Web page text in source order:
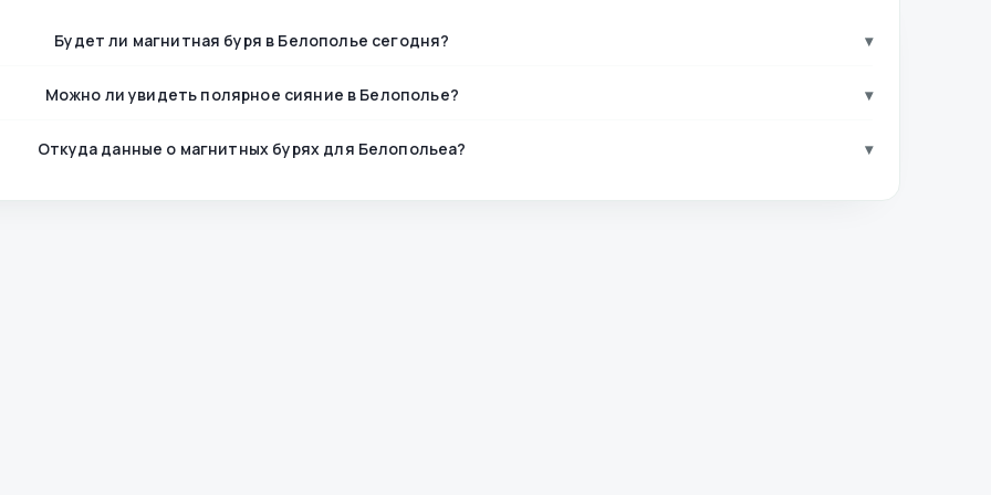
Будет ли магнитная буря в Белополье сегодня? ▾
Можно ли увидеть полярное сияние в Белополье? ▾
Откуда данные о магнитных бурях для Белопольеа? ▾